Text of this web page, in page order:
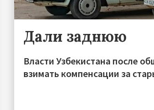
Дали заднюю
Власти Узбекистана после
взимать компенсации за